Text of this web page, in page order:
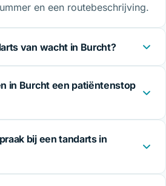
en een routebeschrijving.
van wacht in Burcht?
in Burcht een patiëntenstop
bij een tandarts in